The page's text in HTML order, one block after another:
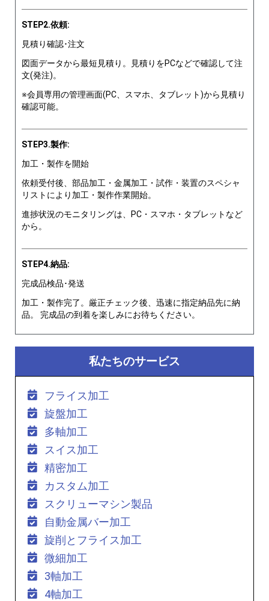
STEP2.依頼:
見積り確認･注文
図面データから最短見積り。見積りをPCなどで確認して注
文(発注)。
※会員専用の管理画面(PC、スマホ、タブレット)から見積り
確認可能。
STEP3.製作:
加工・製作を開始
依頼受付後、部品加工・金属加工・試作・装置のスペシャ
リストにより加工・製作作業開始。
進捗状況のモニタリングは、PC・スマホ・タブレットなど
から。
STEP4.納品:
完成品検品･発送
加工・製作完了。厳正チェック後、迅速に指定納品先に納
品。 完成品の到着を楽しみにお待ちください。
私たちのサービス
フライス加工
旋盤加工
多軸加工
スイス加工
精密加工
カスタム加工
スクリューマシン製品
自動金属バー加工
旋削とフライス加工
微細加工
3軸加工
4軸加工